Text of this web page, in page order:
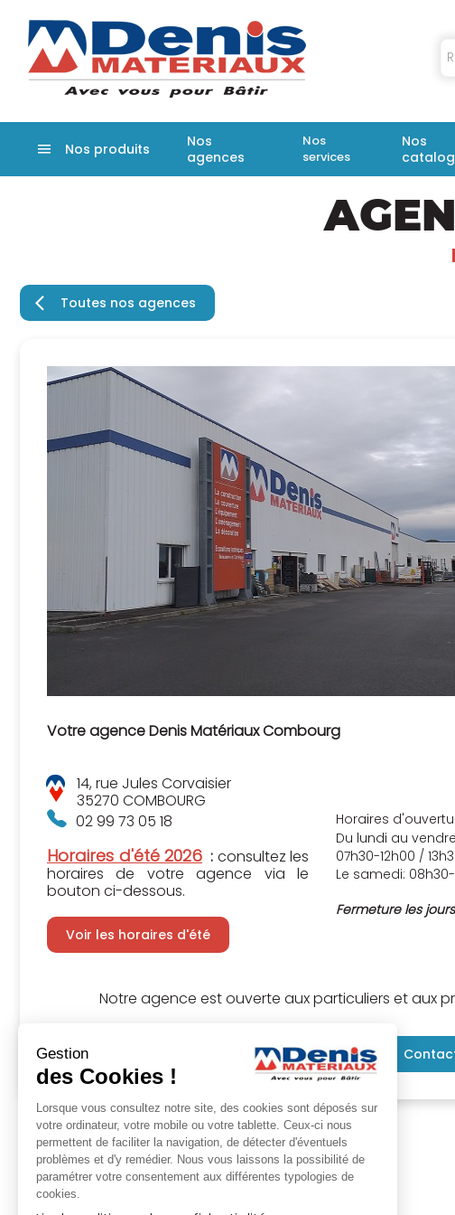
Nos produits
Nos
agences
Nos
services
Nos
Toutes nos agences
Votre agence Denis Matériaux Combourg
14, rue Jules Corvaisier
35270 COMBOURG
02 99 73 05 18
Horaires d'été 2026 : consultez les
horaires de votre agence via le
bouton ci-dessous.
Voir les horaires d'été
Horaires
Du lundi au
07h30-12h00 /
Le samedi: 08h30-
Fermeture les
Notre agence est ouverte aux particuliers et aux
Sélectionner cette agence
Gestion
des Cookies !
Lorsque vous consultez notre site, des cookies sont déposés sur
votre ordinateur, votre mobile ou votre tablette. Ceux-ci nous
permettent de faciliter la navigation, de détecter d'éventuels
problèmes et d'y remédier. Nous vous laissons la possibilité de
paramétrer votre consentement aux différentes typologies de
cookies.